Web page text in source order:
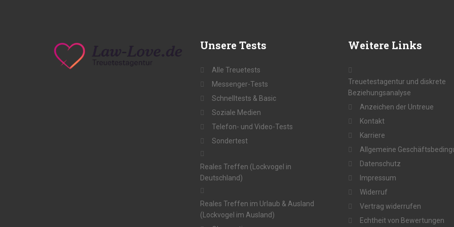
Unsere Tests
Alle Treuetests
Messenger-Tests
Schnelltests & Basic
Soziale Medien
Telefon- und Video-Tests
Sondertest
Reales Treffen (Lockvogel in
Deutschland)
Reales Treffen im Urlaub & Ausland
(Lockvogel im Ausland)
Weitere Links
Treuetestagentur und diskrete
Beziehungsanalyse
Anzeichen der Untreue
Kontakt
Karriere
Allgemeine
Datenschutz
Impressum
Widerruf
Vertrag widerrufen
Echtheit von Bewertungen